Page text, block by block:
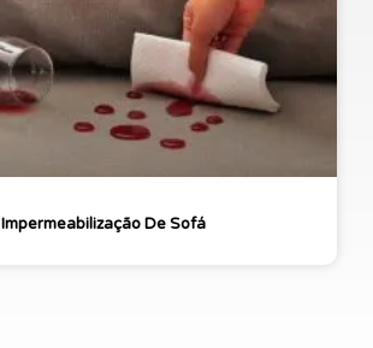
Impermeabilização De Sofá